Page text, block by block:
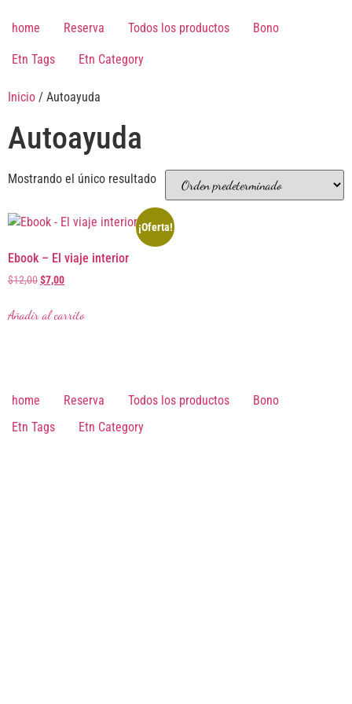
home Reserva Todos los productos Bono
Etn Tags Etn Category
Inicio / Autoayuda
Autoayuda
Mostrando el único resultado
¡Oferta!
Ebook – El viaje interior
$12,00El
original
$7,00El
actual
Añadir al carrito
home Reserva Todos los productos
Bono
Etn Tags
Etn Category